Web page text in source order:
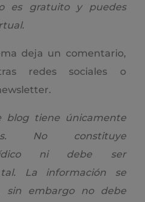
es gratuito y puedes
deja un comentario,
redes sociales o
blog tiene únicamente
No constituye
ni debe ser
La información se
sin embargo no debe